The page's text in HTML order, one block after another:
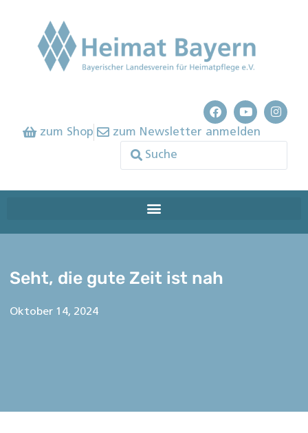
zum Shop zum Newsletter anmelden
Seht, die gute Zeit ist nah
Oktober 14, 2024